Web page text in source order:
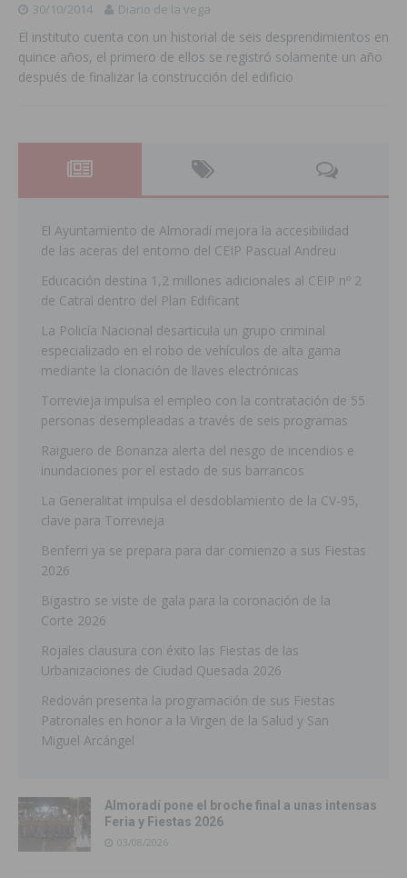
30/10/2014 Diario de la vega
El instituto cuenta con un historial de seis desprendimientos en
quince años, el primero de ellos se registró solamente un año
después de finalizar la construcción del edificio
El Ayuntamiento de Almoradí mejora la accesibilidad
de las aceras del entorno del CEIP Pascual Andreu
Educación destina 1,2 millones adicionales al CEIP nº 2
de Catral dentro del Plan Edificant
La Policía Nacional desarticula un grupo criminal
especializado en el robo de vehículos de alta gama
mediante la clonación de llaves electrónicas
Torrevieja impulsa el empleo con la contratación de 55
personas desempleadas a través de seis programas
Raiguero de Bonanza alerta del riesgo de incendios e
inundaciones por el estado de sus barrancos
La Generalitat impulsa el desdoblamiento de la CV-95,
clave para Torrevieja
Benferri ya se prepara para dar comienzo a sus Fiestas
2026
Bigastro se viste de gala para la coronación de la
Corte 2026
Rojales clausura con éxito las Fiestas de las
Urbanizaciones de Ciudad Quesada 2026
Redován presenta la programación de sus Fiestas
Patronales en honor a la Virgen de la Salud y San
Miguel Arcángel
Almoradí pone el broche final a unas intensas
Feria y Fiestas 2026
03/08/2026